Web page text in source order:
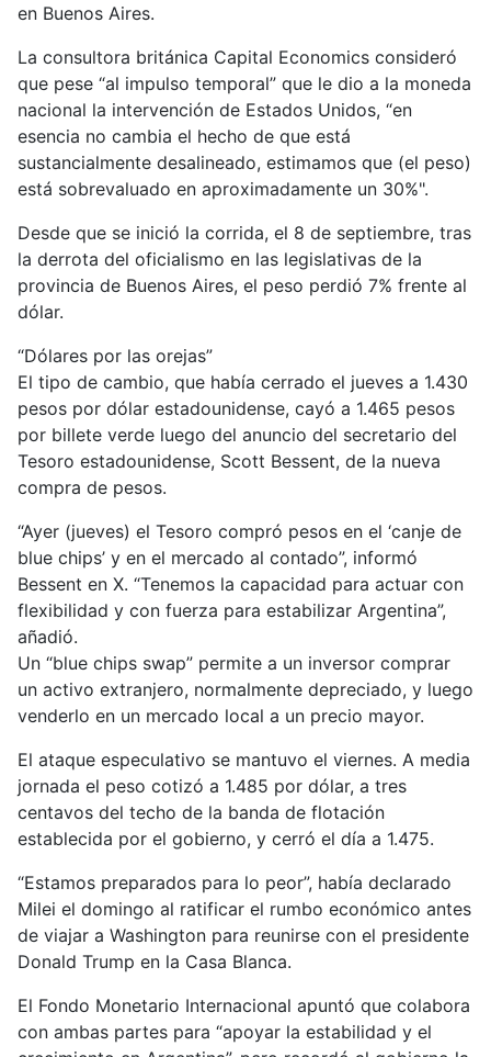
en Buenos Aires.
La consultora británica Capital Economics consideró
que pese “al impulso temporal” que le dio a la moneda
nacional la intervención de Estados Unidos, “en
esencia no cambia el hecho de que está
sustancialmente desalineado, estimamos que (el peso)
está sobrevaluado en aproximadamente un 30%".
Desde que se inició la corrida, el 8 de septiembre, tras
la derrota del oficialismo en las legislativas de la
provincia de Buenos Aires, el peso perdió 7% frente al
dólar.
“Dólares por las orejas”
El tipo de cambio, que había cerrado el jueves a 1.430
pesos por dólar estadounidense, cayó a 1.465 pesos
por billete verde luego del anuncio del secretario del
Tesoro estadounidense, Scott Bessent, de la nueva
compra de pesos.
“Ayer (jueves) el Tesoro compró pesos en el ‘canje de
blue chips’ y en el mercado al contado”, informó
Bessent en X. “Tenemos la capacidad para actuar con
flexibilidad y con fuerza para estabilizar Argentina”,
añadió.
Un “blue chips swap” permite a un inversor comprar
un activo extranjero, normalmente depreciado, y luego
venderlo en un mercado local a un precio mayor.
El ataque especulativo se mantuvo el viernes. A media
jornada el peso cotizó a 1.485 por dólar, a tres
centavos del techo de la banda de flotación
establecida por el gobierno, y cerró el día a 1.475.
“Estamos preparados para lo peor”, había declarado
Milei el domingo al ratificar el rumbo económico antes
de viajar a Washington para reunirse con el presidente
Donald Trump en la Casa Blanca.
El Fondo Monetario Internacional apuntó que colabora
con ambas partes para “apoyar la estabilidad y el